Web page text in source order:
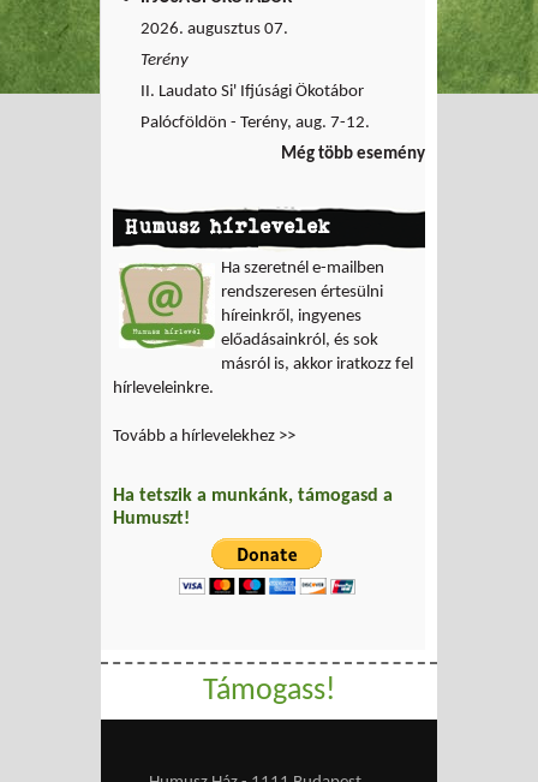
2026. augusztus 07.
Terény
II. Laudato Si' Ifjúsági Ökotábor
Palócföldön - Terény, aug. 7-12.
Még több esemény
Humusz hírlevelek
Ha szeretnél e-mailben
rendszeresen értesülni
híreinkről, ingyenes
előadásainkról, és sok
másról is, akkor iratkozz fel
hírleveleinkre.
Tovább a hírlevelekhez >>
Ha tetszik a munkánk, támogasd a
Humuszt!
Támogass!